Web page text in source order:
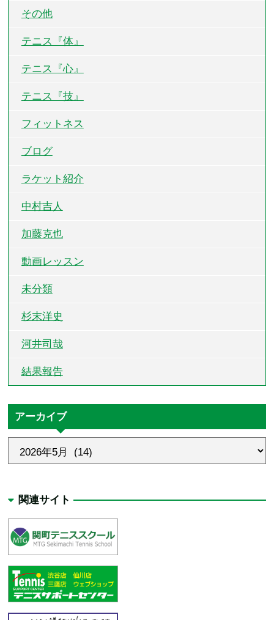
その他
テニス『体』
テニス『心』
テニス『技』
フィットネス
ブログ
ラケット紹介
中村吉人
加藤克也
動画レッスン
未分類
杉末洋史
河井司哉
結果報告
アーカイブ
関連サイト